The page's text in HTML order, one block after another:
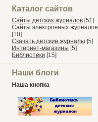
Каталог сайтов
Сайты детских журналов [51]
Сайты электронных журналов
[10]
Скачать детские журналы [5]
Интернет-магазины [5]
Библиотеки [15]
Наши блоги
Наша кнопка